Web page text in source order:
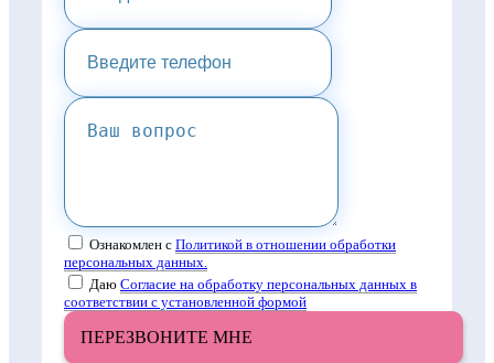
Ознакомлен с Политикой в отношении обработки
персональных данных.
Даю Согласие на обработку персональных данных в
соответствии с установленной формой
ПЕРЕЗВОНИТЕ МНЕ